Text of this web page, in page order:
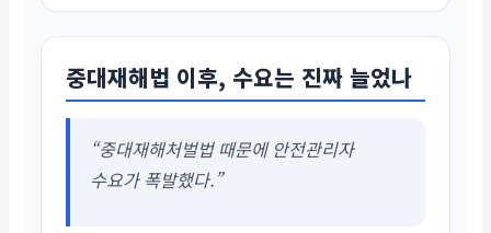
중대재해법 이후, 수요는 진짜 늘었나
“중대재해처벌법 때문에 안전관리자
수요가 폭발했다.”